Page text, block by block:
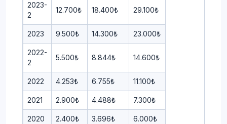
2023-
2
12.700₺ 18.400₺ 29.100₺
2023 9.500₺ 14.300₺ 23.000₺
2022-
2
5.500₺ 8.844₺ 14.600₺
2022 4.253₺ 6.755₺ 11.100₺
2021 2.900₺ 4.488₺ 7.300₺
2020 2.400₺ 3.696₺ 6.000₺